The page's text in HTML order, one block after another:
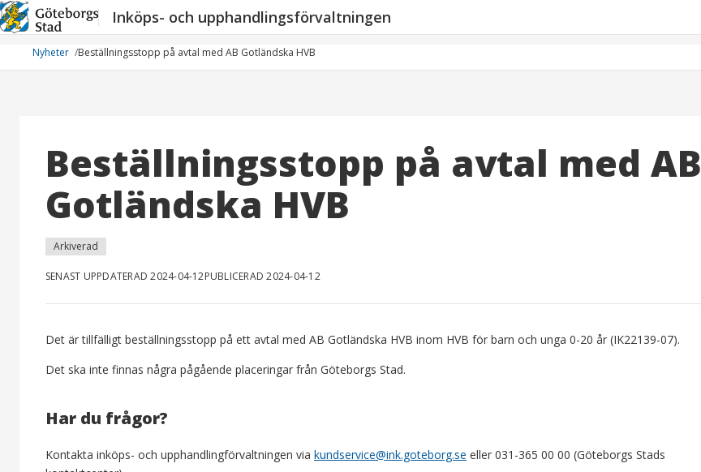
Hoppa
till
innehåll
Inköps- och upphandlingsförvaltningen
Nyheter Beställningsstopp på avtal med AB Gotländska HVB
Beställningsstopp på avtal med AB
Gotländska HVB
Arkiverad
SENAST UPPDATERAD 2024-04-12PUBLICERAD 2024-04-12
Det är tillfälligt beställningsstopp på ett avtal med AB Gotländska HVB inom HVB för barn och unga 0-20 år (IK22139-07).
Det ska inte finnas några pågående placeringar från Göteborgs Stad.
Har du frågor?
Kontakta inköps- och upphandlingförvaltningen via kundservice@ink.goteborg.se eller 031-365 00 00 (Göteborgs Stads